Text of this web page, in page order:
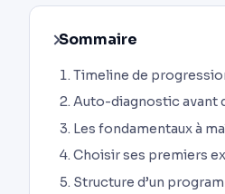
Sommaire
Timeline de
Auto-diagnostic avant
Les fondamentaux à
Choisir ses premiers
Structure d’un